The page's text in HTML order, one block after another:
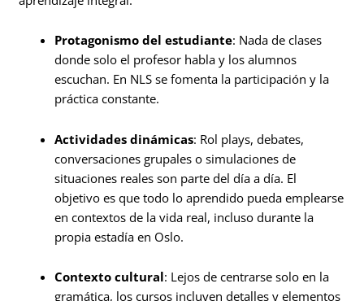
Protagonismo del estudiante: Nada de clases
donde solo el profesor habla y los alumnos
escuchan. En NLS se fomenta la participación y la
práctica constante.
Actividades dinámicas: Rol plays, debates,
conversaciones grupales o simulaciones de
situaciones reales son parte del día a día. El
objetivo es que todo lo aprendido pueda emplearse
en contextos de la vida real, incluso durante la
propia estadía en Oslo.
Contexto cultural: Lejos de centrarse solo en la
gramática, los cursos incluyen detalles y elementos